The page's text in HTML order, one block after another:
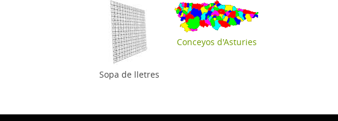
Sopa de lletres
Conceyos d'Asturies